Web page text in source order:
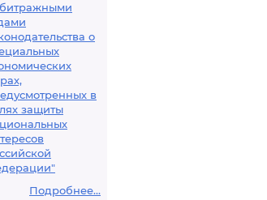
о
в
защиты
Подробнее...